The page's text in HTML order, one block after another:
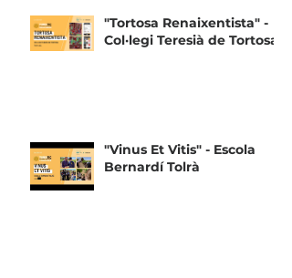
"Tortosa Renaixentista" -
Col·legi Teresià de Tortosa
"Vinus Et Vitis" - Escola
Bernardí Tolrà